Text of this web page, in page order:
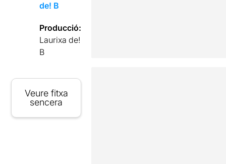
de! B
Producció:
Laurixa de!
B
Veure fitxa
sencera